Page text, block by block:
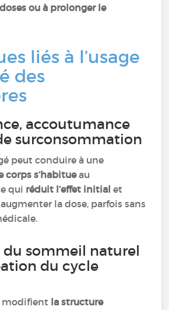
ou à prolonger le
liés à l’usage
des
accoutumance
surconsommation
peut conduire à une
corps s’habitueau
qui réduit l’effet initial et
la dose, parfois sans
sommeil naturel
du cycle
modifient la structure